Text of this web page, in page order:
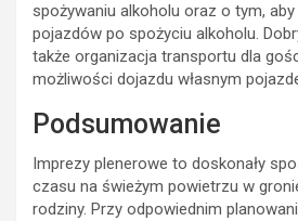
spożywaniu alkoholu oraz o tym,
pojazdów po spożyciu alkoholu.
także organizacja transportu dla
możliwości dojazdu własnym
Podsumowanie
Imprezy plenerowe to doskonały
czasu na świeżym powietrzu w
rodziny. Przy odpowiednim